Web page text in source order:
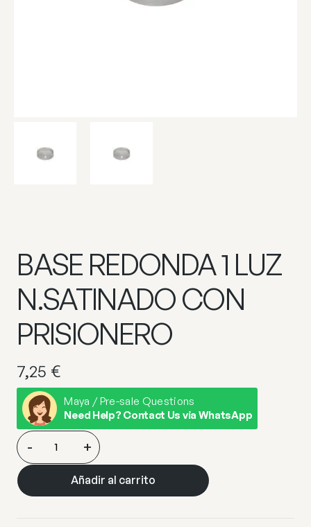
BASE REDONDA 1 LUZ
N.SATINADO CON
PRISIONERO
7,25 €
Maya / Pre-sale Questions
Need Help? Contact Us via WhatsApp
BASE
REDONDA
1
LUZ
- +
Añadir al carrito